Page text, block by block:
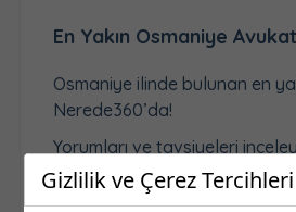
Gizlilik ve Çerez Tercihleri
En Yakın Osmaniye
Osmaniye ilinde bulunan en
Nerede360’da!
Yorumları ve tavsiyeleri
Osmaniye Avukatlar telefon,
saatleri ve Ağustos 2026